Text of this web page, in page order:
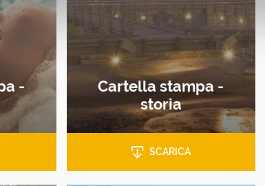
-
Cartella stampa -
storia
SCARICA